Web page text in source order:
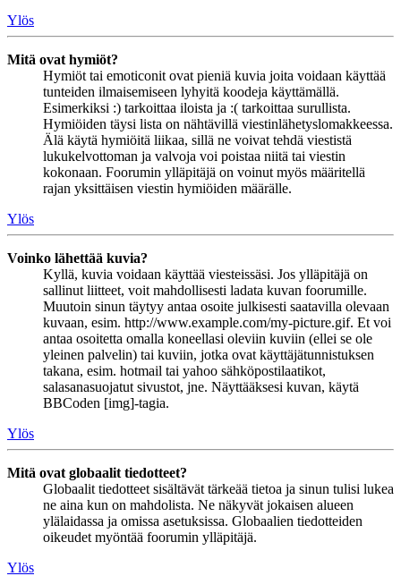
Ylös
Mitä ovat hymiöt?
Hymiöt tai emoticonit ovat pieniä kuvia joita voidaan käyttää
tunteiden ilmaisemiseen lyhyitä koodeja käyttämällä.
Esimerkiksi :) tarkoittaa iloista ja :( tarkoittaa surullista.
Hymiöiden täysi lista on nähtävillä viestinlähetyslomakkeessa.
Älä käytä hymiöitä liikaa, sillä ne voivat tehdä viestistä
lukukelvottoman ja valvoja voi poistaa niitä tai viestin
kokonaan. Foorumin ylläpitäjä on voinut myös määritellä
rajan yksittäisen viestin hymiöiden määrälle.
Ylös
Voinko lähettää kuvia?
Kyllä, kuvia voidaan käyttää viesteissäsi. Jos ylläpitäjä on
sallinut liitteet, voit mahdollisesti ladata kuvan foorumille.
Muutoin sinun täytyy antaa osoite julkisesti saatavilla olevaan
kuvaan, esim. http://www.example.com/my-picture.gif. Et voi
antaa osoitetta omalla koneellasi oleviin kuviin (ellei se ole
yleinen palvelin) tai kuviin, jotka ovat käyttäjätunnistuksen
takana, esim. hotmail tai yahoo sähköpostilaatikot,
salasanasuojatut sivustot, jne. Näyttääksesi kuvan, käytä
BBCoden [img]-tagia.
Ylös
Mitä ovat globaalit tiedotteet?
Globaalit tiedotteet sisältävät tärkeää tietoa ja sinun tulisi lukea
ne aina kun on mahdolista. Ne näkyvät jokaisen alueen
ylälaidassa ja omissa asetuksissa. Globaalien tiedotteiden
oikeudet myöntää foorumin ylläpitäjä.
Ylös